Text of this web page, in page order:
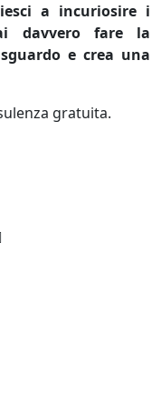
a incuriosire i
davvero fare la
e crea una
gratuita.